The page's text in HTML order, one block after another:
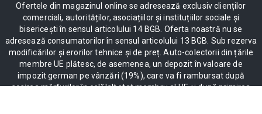
Ofertele din magazinul online se adresează exclusiv clienților
comerciali, autorităților, asociațiilor și instituțiilor sociale și
bisericești în sensul articolului 14 BGB. Oferta noastră nu se
adresează consumatorilor în sensul articolului 13 BGB. Sub rezerva
modificărilor și erorilor tehnice și de preț. Auto-colectorii din țările
membre UE plătesc, de asemenea, un depozit în valoare de
impozit german pe vânzări (19%), care va fi rambursat după
sosirea mărfurilor în celălalt stat membru al UE și după primirea